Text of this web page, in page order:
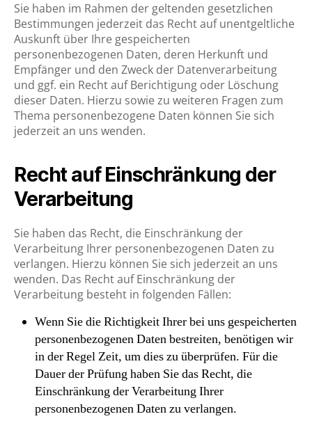
Sie haben im Rahmen der geltenden gesetzlichen
Bestimmungen jederzeit das Recht auf unentgeltliche
Auskunft über Ihre gespeicherten
personenbezogenen Daten, deren Herkunft und
Empfänger und den Zweck der Datenverarbeitung
und ggf. ein Recht auf Berichtigung oder Löschung
dieser Daten. Hierzu sowie zu weiteren Fragen zum
Thema personenbezogene Daten können Sie sich
jederzeit an uns wenden.
Recht auf Einschränkung der
Verarbeitung
Sie haben das Recht, die Einschränkung der
Verarbeitung Ihrer personenbezogenen Daten zu
verlangen. Hierzu können Sie sich jederzeit an uns
wenden. Das Recht auf Einschränkung der
Verarbeitung besteht in folgenden Fällen:
Wenn Sie die Richtigkeit Ihrer bei uns gespeicherten
personenbezogenen Daten bestreiten, benötigen wir
in der Regel Zeit, um dies zu überprüfen. Für die
Dauer der Prüfung haben Sie das Recht, die
Einschränkung der Verarbeitung Ihrer
personenbezogenen Daten zu verlangen.